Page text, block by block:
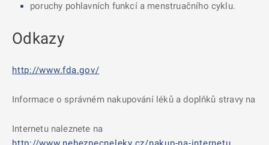
poruchy pohlavních funkcí a menstruačního cyklu.
Odkazy
http://www.fda.gov/
Informace o správném nakupování léků a doplňků stravy na
Internetu naleznete na